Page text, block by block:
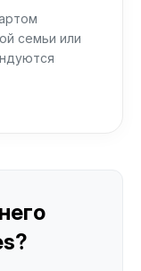
семьи или